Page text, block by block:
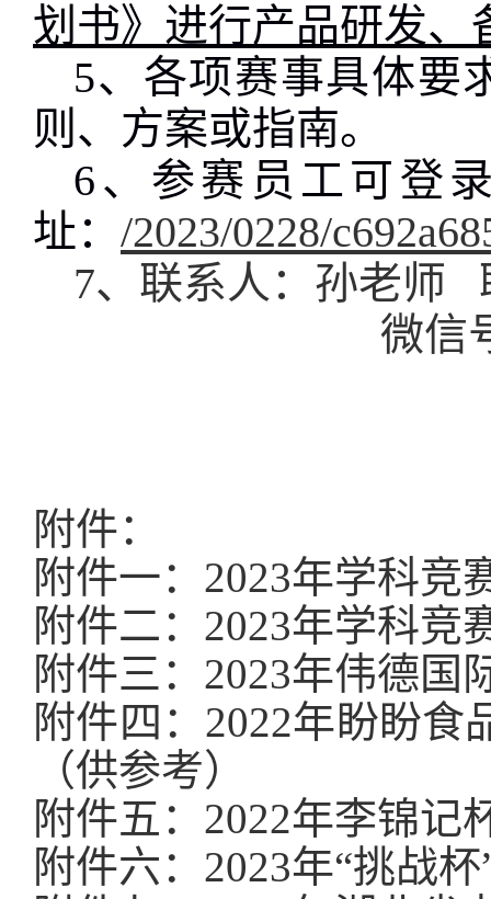
划书》进行产品研发、
5、各项赛事具体要
则、方案或指南。
6 、参赛员工可登
址： /2023/0228/
7、联系人：孙老师
微信
附件：
附件一： 2023年学科竞
附件二： 2023年学科竞
附件三： 2023年伟德国
附件四： 2022年盼盼食
（供参考）
附件五： 2022年李锦记
附件六： 2023年“挑战